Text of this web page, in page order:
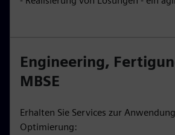
Engineering,
MBSE
Erhalten Sie Services zur
Optimierung: